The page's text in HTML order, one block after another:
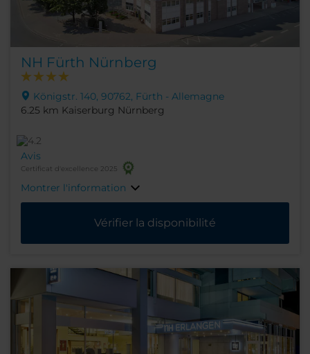
NH Fürth Nürnberg
Königstr. 140, 90762, Fürth - Allemagne
6.25 km Kaiserburg Nürnberg
Avis
Certificat d'excellence 2025
Montrer l'information
Vérifier la disponibilité